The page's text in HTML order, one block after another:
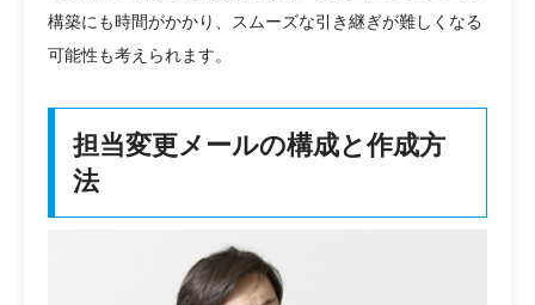
構築にも時間がかかり、スムーズな引き継ぎが難しくなる
可能性も考えられます。
担当変更メールの構成と作成方
法